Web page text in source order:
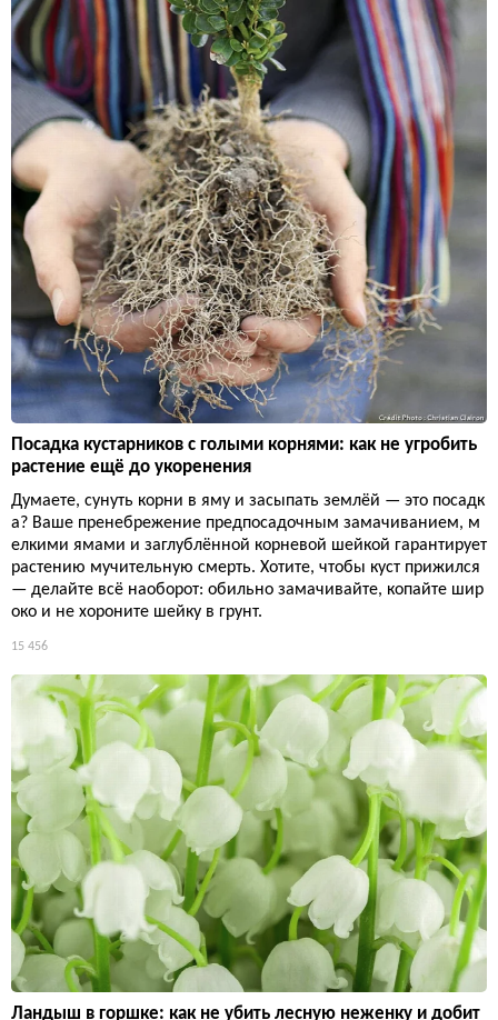
Посадка кустарников с голыми корнями: как не угробить
растение ещё до укоренения
Думаете, сунуть корни в яму и засыпать землёй — это посадк
а? Ваше пренебрежение предпосадочным замачиванием, м
елкими ямами и заглублённой корневой шейкой гарантирует
растению мучительную смерть. Хотите, чтобы куст прижился
— делайте всё наоборот: обильно замачивайте, копайте шир
око и не хороните шейку в грунт.
15 456
Ландыш в горшке: как не убить лесную неженку и добит